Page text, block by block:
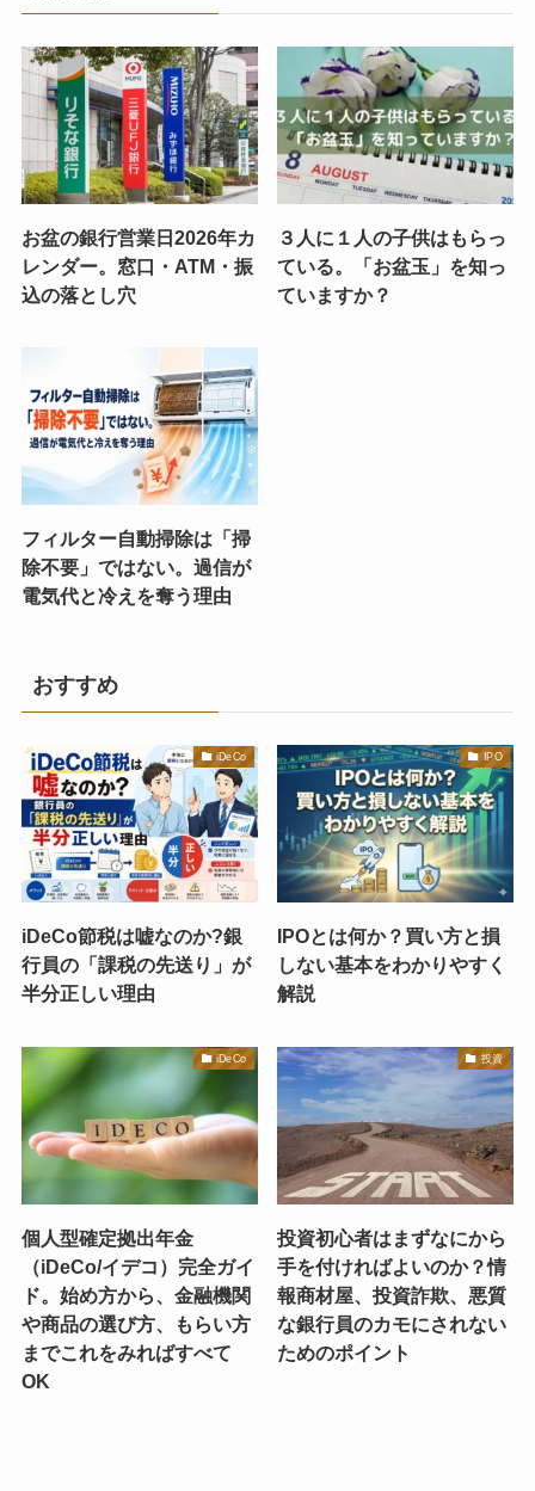
お盆の銀行営業日2026年カ
レンダー。窓口・ATM・振
込の落とし穴
３人に１人の子供はもらっ
ている。「お盆玉」を知っ
ていますか？
フィルター自動掃除は「掃
除不要」ではない。過信が
電気代と冷えを奪う理由
おすすめ
iDeCo
iDeCo節税は嘘なのか?銀
行員の「課税の先送り」が
半分正しい理由
IPO
IPOとは何か？買い方と損
しない基本をわかりやすく
解説
iDeCo
個人型確定拠出年金
（iDeCo/イデコ）完全ガイ
ド。始め方から、金融機関
や商品の選び方、もらい方
までこれをみればすべて
OK
投資
投資初心者はまずなにから
手を付ければよいのか？情
報商材屋、投資詐欺、悪質
な銀行員のカモにされない
ためのポイント